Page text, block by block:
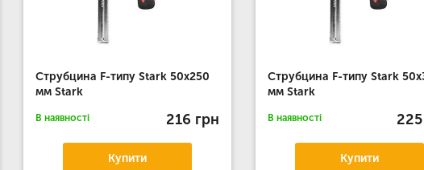
Струбцина F-типу Stark 50x250
мм Stark
В наявності 216 грн
Купити
Струбцина F-типу Stark
мм Stark
В наявності
Купити